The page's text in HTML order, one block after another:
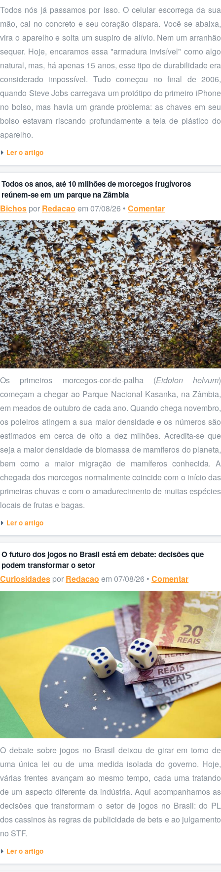
Todos nós já passamos por isso. O celular escorrega da sua
mão, cai no concreto e seu coração dispara. Você se abaixa,
vira o aparelho e solta um suspiro de alívio. Nem um arranhão
sequer. Hoje, encaramos essa "armadura invisível" como algo
natural, mas, há apenas 15 anos, esse tipo de durabilidade era
considerado impossível. Tudo começou no final de 2006,
quando Steve Jobs carregava um protótipo do primeiro iPhone
no bolso, mas havia um grande problema: as chaves em seu
bolso estavam riscando profundamente a tela de plástico do
aparelho.
Ler o artigo
Todos os anos, até 10 milhões de morcegos frugívoros
reúnem-se em um parque na Zâmbia
Bichos por Redacao em 07/08/26 • Comentar
Os primeiros morcegos-cor-de-palha (Eidolon helvum)
começam a chegar ao Parque Nacional Kasanka, na Zâmbia,
em meados de outubro de cada ano. Quando chega novembro,
os poleiros atingem a sua maior densidade e os números são
estimados em cerca de oito a dez milhões. Acredita-se que
seja a maior densidade de biomassa de mamíferos do planeta,
bem como a maior migração de mamíferos conhecida. A
chegada dos morcegos normalmente coincide com o início das
primeiras chuvas e com o amadurecimento de muitas espécies
locais de frutas e bagas.
Ler o artigo
O futuro dos jogos no Brasil está em debate: decisões que
podem transformar o setor
Curiosidades por Redacao em 07/08/26 • Comentar
O debate sobre jogos no Brasil deixou de girar em torno de
uma única lei ou de uma medida isolada do governo. Hoje,
várias frentes avançam ao mesmo tempo, cada uma tratando
de um aspecto diferente da indústria. Aqui acompanhamos as
decisões que transformam o setor de jogos no Brasil: do PL
dos cassinos às regras de publicidade de bets e ao julgamento
no STF.
Ler o artigo